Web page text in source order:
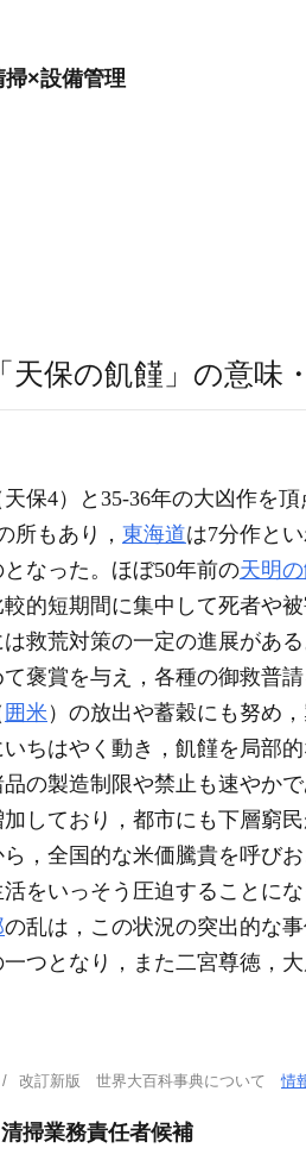
×設備管理
天保の飢饉」の意味
保4）と35-36年の大凶作を
所もあり， 東海道は7分作と
なった。ほぼ50年前の天明
的短期間に集中して死者や
救荒対策の一定の進展があ
褒賞を与え，各種の御救普請
囲米 ）の放出や蓄穀にも努め
ちはやく動き，飢饉を局部
の製造制限や禁止も速やか
しており，都市にも下層窮
，全国的な米価騰貴を呼び
をいっそう圧迫することに
の乱は，この状況の突出的な
つとなり，また二宮尊徳，
改訂新版 世界大百科事典について情
掃業務責任者候補